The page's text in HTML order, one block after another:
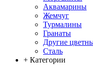
Аквамарины
Жемчуг
Турмалины
Гранаты
Другие
Сталь
+ Категории